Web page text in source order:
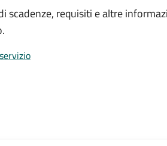
scadenze, requisiti e altre